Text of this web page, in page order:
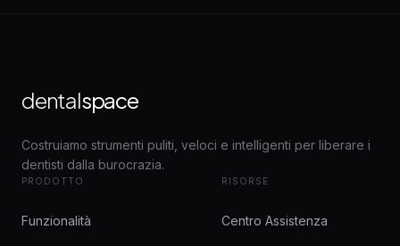
dentalspace
Costruiamo strumenti puliti, veloci e intelligenti per liberare i
dentisti dalla burocrazia.
PRODOTTO
Funzionalità
RISORSE
Centro Assistenza